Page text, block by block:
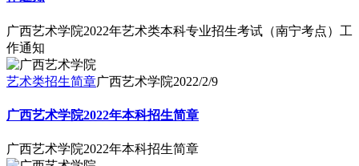
广西艺术学院2022年艺术类本科专业招生考试（南宁考点）工
作通知
艺术类招生简章广西艺术学院2022/2/9
广西艺术学院2022年本科招生简章
广西艺术学院2022年本科招生简章